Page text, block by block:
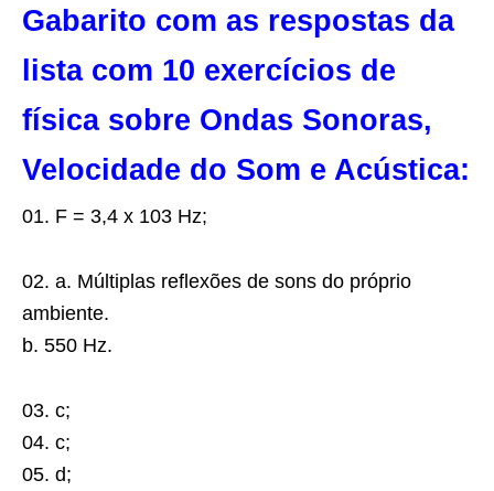
Gabarito com as respostas da
lista com 10 exercícios de
física sobre Ondas Sonoras,
Velocidade do Som e Acústica:
01. F = 3,4 x 103 Hz;
02. a. Múltiplas reﬂexões de sons do próprio
ambiente.
b. 550 Hz.
03. c;
04. c;
05. d;